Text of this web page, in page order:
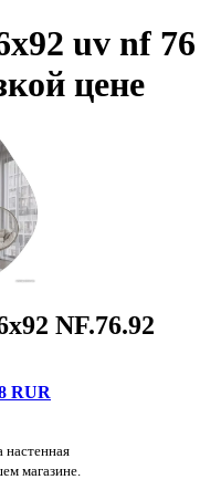
uv nf 76
цене
NF.76.92
RUR
настенная
магазине.